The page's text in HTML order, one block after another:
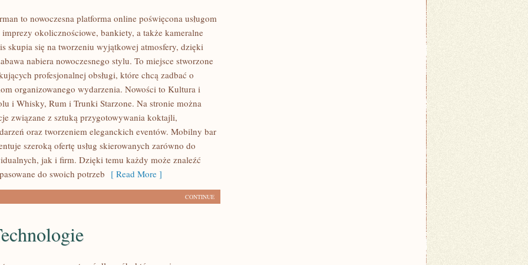
to nowoczesna platforma online poświęcona usługom
okolicznościowe, bankiety, a także kameralne
skupia się na tworzeniu wyjątkowej atmosfery, dzięki
nabiera nowoczesnego stylu. To miejsce stworzone
profesjonalnej obsługi, które chcą zadbać o
organizowanego wydarzenia. Nowości to Kultura i
i Whisky, Rum i Trunki Starzone. Na stronie można
związane z sztuką przygotowywania koktajli,
oraz tworzeniem eleganckich eventów. Mobilny bar
szeroką ofertę usług skierowanych zarówno do
jak i firm. Dzięki temu każdy może znaleźć
do swoich potrzeb [ Read More ]
CONTINUE